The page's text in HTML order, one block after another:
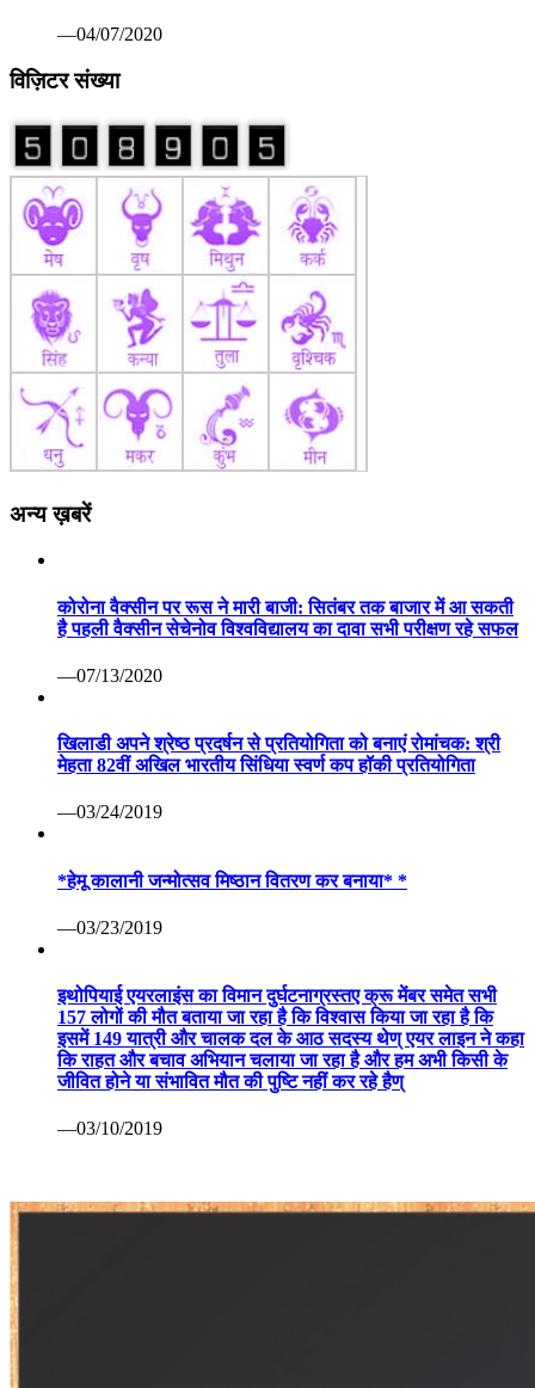
—04/07/2020
विज़िटर संख्या
अन्य ख़बरें
कोरोना वैक्सीन पर रूस ने मारी बाजी: सितंबर तक बाजार में आ सकती
है पहली वैक्सीन सेचेनोव विश्वविद्यालय का दावा सभी परीक्षण रहे सफल
—07/13/2020
खिलाडी अपने श्रेष्ठ प्रदर्षन से प्रतियोगिता को बनाएं रोमांचक: श्री
मेहता 82वीं अखिल भारतीय सिंधिया स्वर्ण कप हॉकी प्रतियोगिता
—03/24/2019
*हेमू कालानी जन्मोत्सव मिष्ठान वितरण कर बनाया* *
—03/23/2019
इथोपियाई एयरलाइंस का विमान दुर्घटनाग्रस्तए क्रू मेंबर समेत सभी
157 लोगों की मौत बताया जा रहा है कि विश्वास किया जा रहा है कि
इसमें 149 यात्री और चालक दल के आठ सदस्य थेण् एयर लाइन ने कहा
कि राहत और बचाव अभियान चलाया जा रहा है और हम अभी किसी के
जीवित होने या संभावित मौत की पुष्टि नहीं कर रहे हैण्
—03/10/2019